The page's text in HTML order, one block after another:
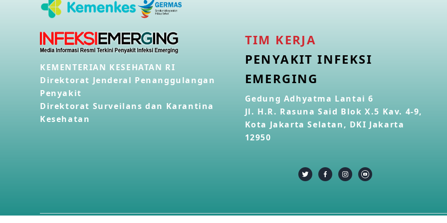
KEMENTERIAN KESEHATAN RI
Direktorat Jenderal Penanggulangan
Penyakit
Direktorat Surveilans dan Karantina
Kesehatan
TIM KERJA
PENYAKIT INFEKSI
EMERGING
Gedung Adhyatma Lantai 6
Jl. H.R. Rasuna Said Blok X.5 Kav. 4-9,
Kota Jakarta Selatan, DKI Jakarta
12950